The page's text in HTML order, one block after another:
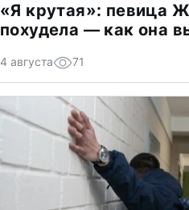
«Я крутая»: певица
похудела — как она
4 августа 71